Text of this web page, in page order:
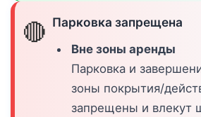
🔴 Парковка запрещена
Вне зоны аренды
Парковка и
зоны покрытия/
запрещены и влекут